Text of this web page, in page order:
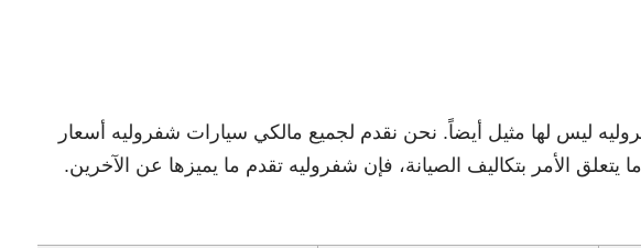
ليس لها مثيل أيضاً. نحن نقدم لجميع مالكي سيارات شفروليه أسعار
الأمر بتكاليف الصيانة، فإن شفروليه تقدم ما يميزها عن الآخرين.